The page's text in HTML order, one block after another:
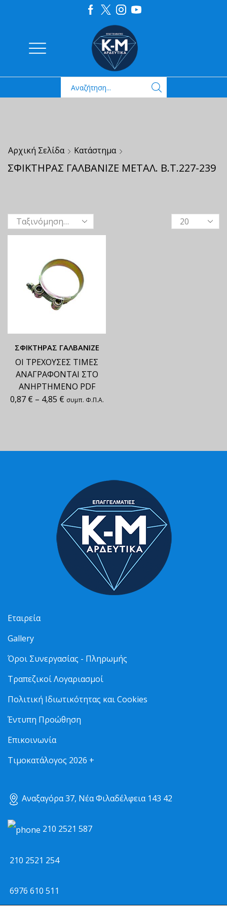
Αρχική Σελίδα Κατάστημα
ΣΦΙΚΤΗΡΑΣ ΓΑΛΒΑΝΙΖΕ ΜΕΤΑΛ. Β.Τ.227-239
ΣΦΙΚΤΗΡΑΣ ΓΑΛΒΑΝΙΖΕ
ΟΙ ΤΡΕΧΟΥΣΕΣ ΤΙΜΕΣ
ΑΝΑΓΡΑΦΟΝΤΑΙ ΣΤΟ
ΑΝΗΡΤΗΜΕΝΟ PDF
0,87 € – 4,85 € συμπ. Φ.Π.Α.
Εταιρεία
Gallery
Όροι Συνεργασίας - Πληρωμής
Τραπεζικοί Λογαριασμοί
Πολιτική Ιδιωτικότητας και Cookies
Έντυπη Προώθηση
Επικοινωνία
Τιμοκατάλογος 2026 +
Αναξαγόρα 37, Νέα Φιλαδέλφεια 143 42
210 2521 587
210 2521 254
6976 610 511